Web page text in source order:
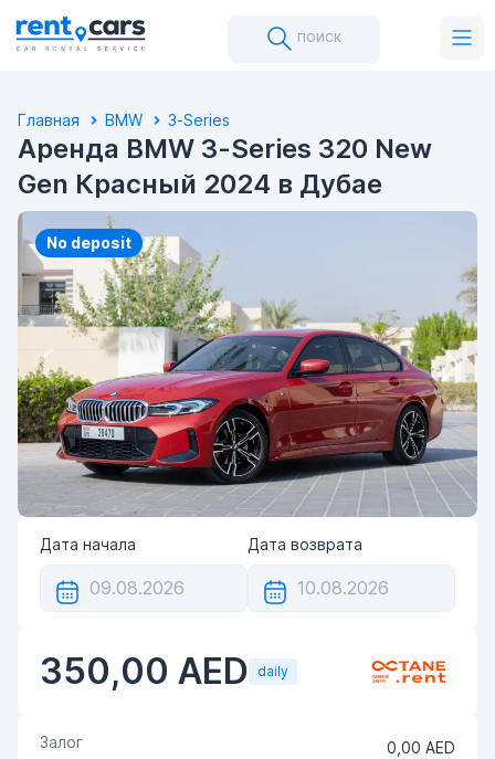
поиск
Главная BMW 3-Series
Аренда BMW 3-Series 320 New
Gen Красный 2024 в Дубае
No deposit
Дата начала Дата возврата
350,00 AED daily
Залог
0,00 AED